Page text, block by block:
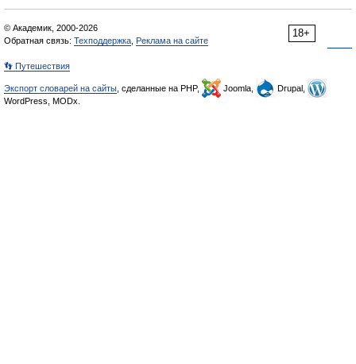
18+
© Академик, 2000-2026
Обратная связь: Техподдержка Реклама на сайте
👣 Путешествия
Экспорт словарей на сайты , сделанные на PHP, Joomla,
Drupal,
WordPress, MODx.